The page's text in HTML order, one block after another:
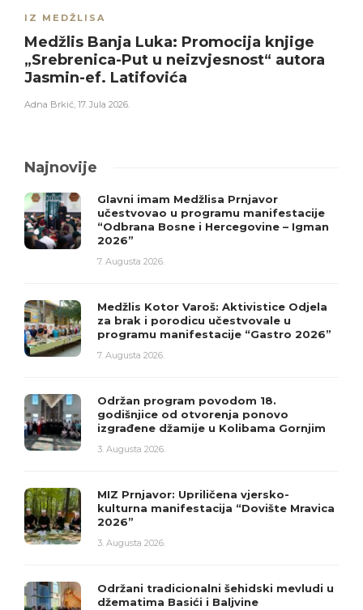
IZ MEDŽLISA
Medžlis Banja Luka: Promocija knjige
„Srebrenica-Put u neizvjesnost“ autora
Jasmin-ef. Latifovića
Adna Brkić, 17. Jula 2026.
Najnovije
Glavni imam Medžlisa Prnjavor
učestvovao u programu manifestacije
“Odbrana Bosne i Hercegovine – Igman
2026”
7. Augusta 2026.
Medžlis Kotor Varoš: Aktivistice Odjela
za brak i porodicu učestvovale u
programu manifestacije “Gastro 2026”
7. Augusta 2026.
Održan program povodom 18.
godišnjice od otvorenja ponovo
izgrađene džamije u Kolibama Gornjim
3. Augusta 2026.
MIZ Prnjavor: Upriličena vjersko-
kulturna manifestacija “Dovište Mravica
2026”
3. Augusta 2026.
Održani tradicionalni šehidski mevludi u
džematima Basići i Baljvine